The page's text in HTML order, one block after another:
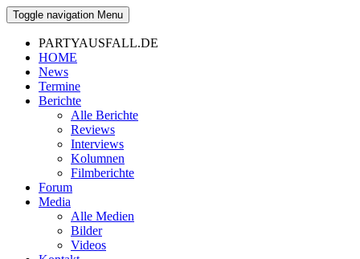
Toggle navigation Menu
PARTYAUSFALL.DE
HOME
News
Termine
Berichte
Alle Berichte
Reviews
Interviews
Kolumnen
Filmberichte
Forum
Media
Alle Medien
Bilder
Videos